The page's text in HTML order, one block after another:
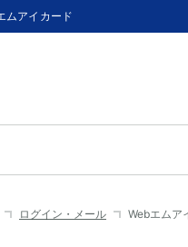
ムアイカード
ログイン・メール Webエムア